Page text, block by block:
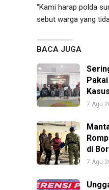
“Kami harap polda
sebut warga yang
BACA JUGA
7 Agu
di
7 Agu